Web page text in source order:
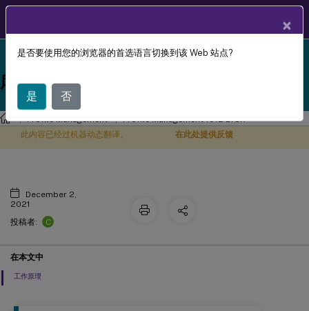
Profile Management 1912 LTSR reached end-of-life
to a newer version of Profile Management.
Profile Management Profile Management 1912 LTSR
此内容已经过机器动态翻译。 在此处提供反馈
自动备份和还原Outlook 搜索索引数据
库
December 2,
2021
投稿者:
C
在本文中
工作原理
×
是否要使用您的浏览器的首选语言切换到该 Web 站点?
是 否